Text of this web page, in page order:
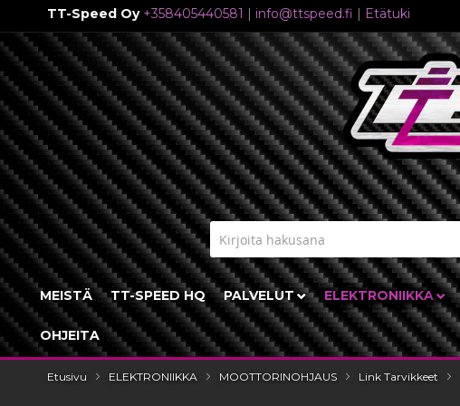
TT-Speed Oy +358405440581 | info@ttspeed.fi | Etätuki
Skip
to
Content
MEISTÄ TT-SPEED HQ PALVELUT ELEKTRONIIKKA
OHJEITA
Etusivu ELEKTRONIIKKA MOOTTORINOHJAUS Link Tarvikkeet